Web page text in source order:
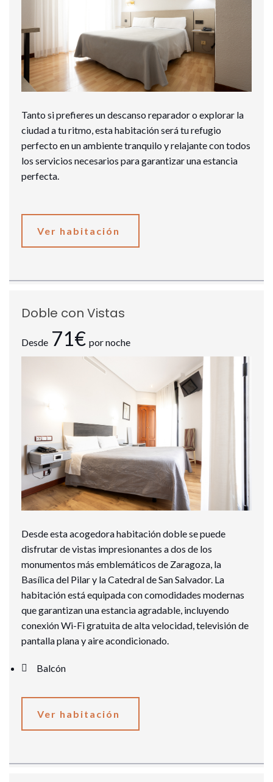
Tanto si prefieres un descanso reparador o explorar la
ciudad a tu ritmo, esta habitación será tu refugio
perfecto en un ambiente tranquilo y relajante con todos
los servicios necesarios para garantizar una estancia
perfecta.
Ver habitación
Doble con Vistas
Desde 71€ por noche
Desde esta acogedora habitación doble se puede
disfrutar de vistas impresionantes a dos de los
monumentos más emblemáticos de Zaragoza, la
Basílica del Pilar y la Catedral de San Salvador. La
habitación está equipada con comodidades modernas
que garantizan una estancia agradable, incluyendo
conexión Wi-Fi gratuita de alta velocidad, televisión de
pantalla plana y aire acondicionado.
Balcón
Ver habitación